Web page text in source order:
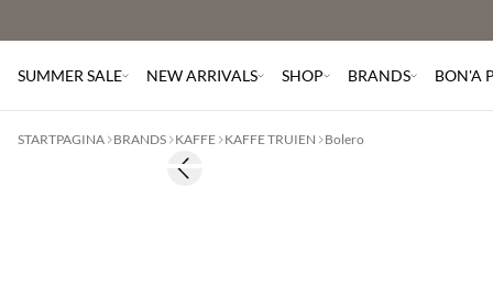
SUMMER SALE NEW ARRIVALS SHOP BRANDS BON'A
STARTPAGINA BRANDS KAFFE KAFFE TRUIEN Bolero
BASIC DEAL
Previous slide